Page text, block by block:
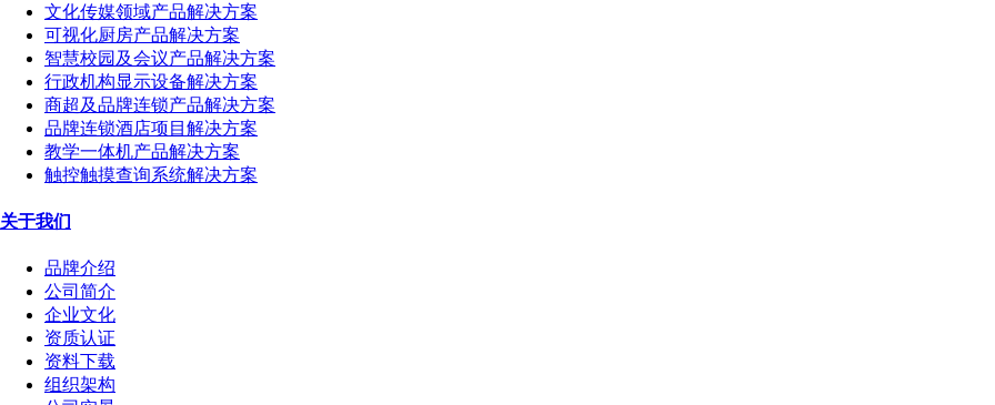
文化传媒领域产品解决方案
可视化厨房产品解决方案
智慧校园及会议产品解决方案
行政机构显示设备解决方案
商超及品牌连锁产品解决方案
品牌连锁酒店项目解决方案
教学一体机产品解决方案
触控触摸查询系统解决方案
关于我们
品牌介绍
公司简介
企业文化
资质认证
资料下载
组织架构